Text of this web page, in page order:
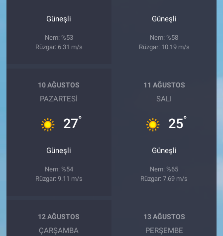
Güneşli
Nem: %53
Rüzgar: 6.31 m/s
Güneşli
Nem: %58
Rüzgar: 10.19 m/s
10 AĞUSTOS
PAZARTESI
27°
Güneşli
Nem: %54
Rüzgar: 9.11 m/s
11 AĞUSTOS
SALI
25°
Güneşli
Nem: %65
Rüzgar: 7.69 m/s
12 AĞUSTOS
ÇARŞAMBA
13 AĞUSTOS
PERŞEMBE